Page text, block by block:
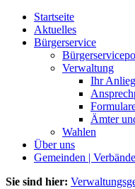
Startseite
Aktuelles
Bürgerservice
Verwaltung
Ihr
Ämter
Wahlen
Über uns
Gemeinden | Verbände
Sie sind hier: